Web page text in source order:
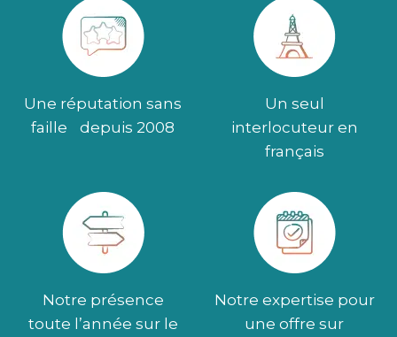
Une réputation sans
faille depuis 2008
Un seul
interlocuteur en
français
Notre présence
toute l’année sur le
Notre expertise pour
une offre sur